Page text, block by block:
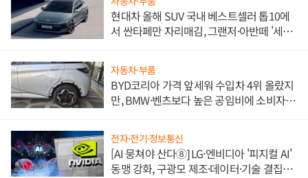
현대차 올해 SUV 국내 베스트셀러 톱10에
서 싼타페만 자리매김, 그랜저·아반떼 '세단
자동차·부품
BYD코리아 가격 앞세워 수입차 4위 올랐지
만, BMW·벤츠보다 높은 공임비에 소비자
전자·전기·정보통신
[AI 뭉쳐야 산다⑧] LG·엔비디아 '피지컬 AI'
동맹 강화, 구광모 제조·데이터·기술 결집